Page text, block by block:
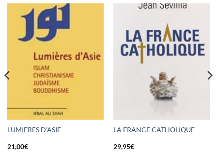
LUMIERES D’ASIE
21,00€
LA FRANCE CATHOLIQUE
29,95€